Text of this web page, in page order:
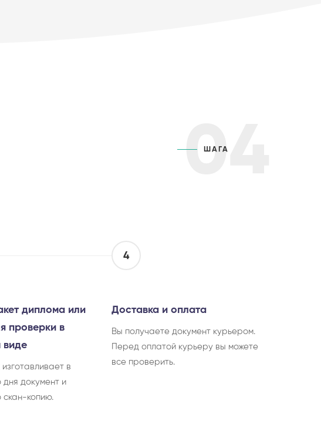
04
ШАГА
диплома или
проверки в
виде
в
дня документ и
скан-копию.
4
Доставка и оплата
Вы получаете документ курьером.
Перед оплатой курьеру вы можете
все проверить.